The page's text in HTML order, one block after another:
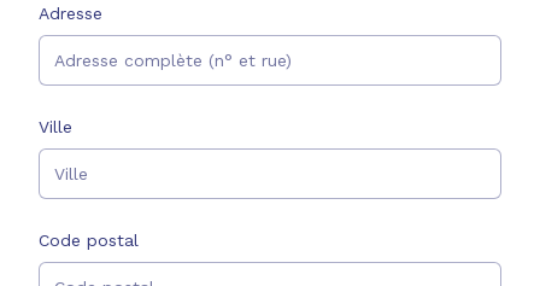
Adresse
Adresse
Ville
Code postal